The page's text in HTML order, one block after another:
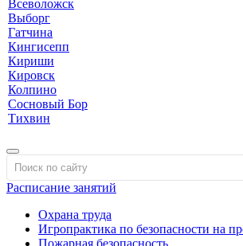
Всеволожск
Выборг
Гатчина
Кингисепп
Кириши
Кировск
Колпино
Сосновый Бор
Тихвин
Расписание занятий
Охрана труда
Игропрактика по безопасности на
Пожарная безопасность